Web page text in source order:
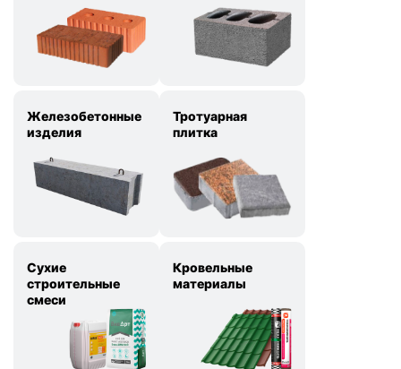
Железобетонные
изделия
Тротуарная
плитка
Сухие
строительные
смеси
Кровельные
материалы